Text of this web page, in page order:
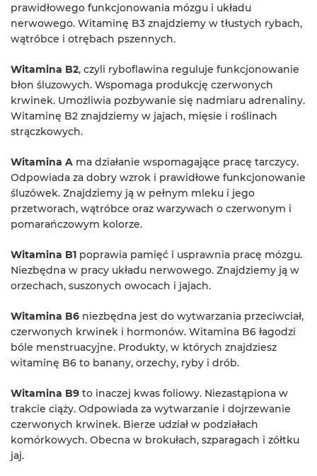
prawidłowego funkcjonowania mózgu i układu
nerwowego. Witaminę B3 znajdziemy w tłustych rybach,
wątróbce i otrębach pszennych.
Witamina B2, czyli ryboflawina reguluje funkcjonowanie
błon śluzowych. Wspomaga produkcję czerwonych
krwinek. Umożliwia pozbywanie się nadmiaru adrenaliny.
Witaminę B2 znajdziemy w jajach, mięsie i roślinach
strączkowych.
Witamina A ma działanie wspomagające pracę tarczycy.
Odpowiada za dobry wzrok i prawidłowe funkcjonowanie
śluzówek. Znajdziemy ją w pełnym mleku i jego
przetworach, wątróbce oraz warzywach o czerwonym i
pomarańczowym kolorze.
Witamina B1 poprawia pamięć i usprawnia pracę mózgu.
Niezbędna w pracy układu nerwowego. Znajdziemy ją w
orzechach, suszonych owocach i jajach.
Witamina B6 niezbędna jest do wytwarzania przeciwciał,
czerwonych krwinek i hormonów. Witamina B6 łagodzi
bóle menstruacyjne. Produkty, w których znajdziesz
witaminę B6 to banany, orzechy, ryby i drób.
Witamina B9 to inaczej kwas foliowy. Niezastąpiona w
trakcie ciąży. Odpowiada za wytwarzanie i dojrzewanie
czerwonych krwinek. Bierze udział w podziałach
komórkowych. Obecna w brokułach, szparagach i zółtku
jaj.